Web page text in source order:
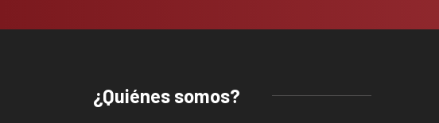
¿Quiénes somos?